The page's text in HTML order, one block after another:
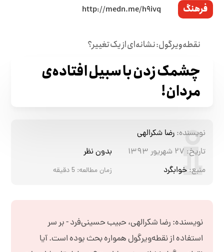
فرهنگ
نقطه‌ویرگول: نشانه‌ای از یک تغییر؟
چشمک زدن با سبیل افتاده‌ی
مردان!
نویسنده: رضا شکرالهی
تاریخ: ۲۷ شهریور ۱۳۹۳
بدون نظر
منبع: خوابگرد زمان مطالعه: 5 دقیقه
نویسنده: رضا شکرالهی، حبیب حسینی‌فرد - بر سر
استفاده از نقطه‌ویرگول همواره بحث بوده است. آیا